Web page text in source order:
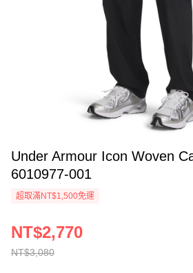
Under Armour Icon Woven
6010977-001
超取滿NT$1,500免運
NT$3,080
NT$2,770